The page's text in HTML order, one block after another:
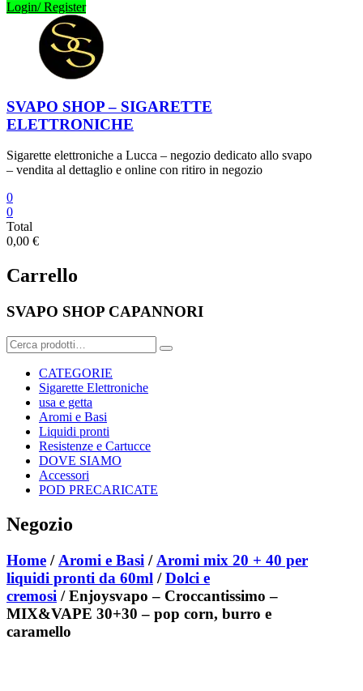
Login/ Register
SVAPO SHOP – SIGARETTE
ELETTRONICHE
Sigarette elettroniche a Lucca – negozio dedicato allo svapo
– vendita al dettaglio e online con ritiro in negozio
0
0
Total
0,00 €
Carrello
SVAPO SHOP CAPANNORI
Cerca:
CATEGORIE
Sigarette Elettroniche
usa e getta
Aromi e Basi
Liquidi pronti
Resistenze e Cartucce
DOVE SIAMO
Accessori
POD PRECARICATE
Negozio
Home / Aromi e Basi / Aromi mix 20 + 40 per
liquidi pronti da 60ml /Dolci e
cremosi / Enjoysvapo – Croccantissimo –
MIX&VAPE 30+30 – pop corn, burro e
caramello